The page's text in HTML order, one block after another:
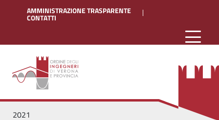
AMMINISTRAZIONE TRASPARENTE
CONTATTI
2021